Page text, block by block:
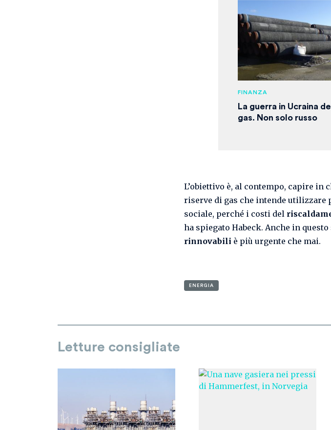
FINANZA
La guerra in Ucraina
gas. Non solo russo
L’obiettivo è, al contempo, capire in
riserve di gas che intende utilizzare
sociale, perché i costi del
ha spiegato Habeck. Anche in
rinnovabili è più urgente che mai.
ENERGIA
Letture consigliate